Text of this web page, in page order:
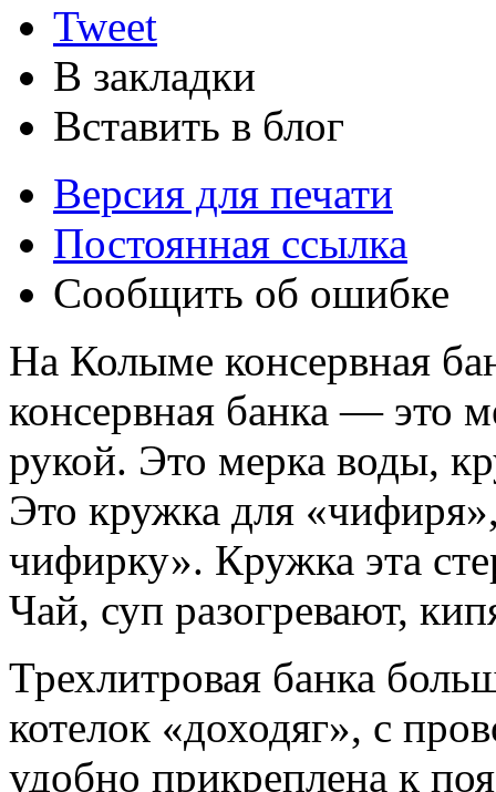
Tweet
В закладки
Вставить в блог
Версия для печати
Постоянная ссылка
Сообщить об ошибке
На Колыме консервная
консервная банка — это
рукой. Это мерка воды,
Это кружка для
чифирку». Кружка эта
Чай, суп разогревают,
Трехлитровая банка
котелок «доходяг», с
удобно прикреплена к